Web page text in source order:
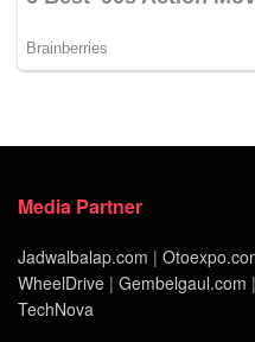
Media Partner
Jadwalbalap.com |
WheelDrive | Gembelgaul.com |
TechNova